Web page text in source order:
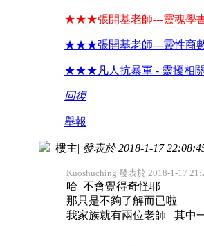
★★★張開基老師---靈魂學
★★★張開基老師---靈性商
★★★凡人抗暴軍 - 靈擾相
回復
舉報
樓主| 發表於 2018-1-17
Kuoshuching 發表於 2018-1-17
哈 不會覺得奇怪耶
那只是不夠了解而已啦
我家族就有兩位老師 其中